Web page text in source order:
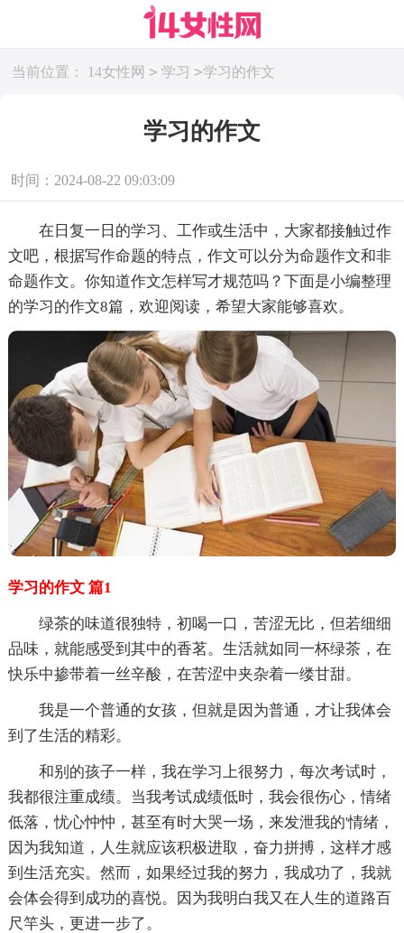
当前位置： 14女性网 > 学习 >学习的作文
学习的作文
时间：2024-08-22 09:03:09
在日复一日的学习、工作或生活中，大家都接触过作
文吧，根据写作命题的特点，作文可以分为命题作文和非
命题作文。你知道作文怎样写才规范吗？下面是小编整理
的学习的作文8篇，欢迎阅读，希望大家能够喜欢。
学习的作文 篇1
绿茶的味道很独特，初喝一口，苦涩无比，但若细细
品味，就能感受到其中的香茗。生活就如同一杯绿茶，在
快乐中掺带着一丝辛酸，在苦涩中夹杂着一缕甘甜。
我是一个普通的女孩，但就是因为普通，才让我体会
到了生活的精彩。
和别的孩子一样，我在学习上很努力，每次考试时，
我都很注重成绩。当我考试成绩低时，我会很伤心，情绪
低落，忧心忡忡，甚至有时大哭一场，来发泄我的'情绪，
因为我知道，人生就应该积极进取，奋力拼搏，这样才感
到生活充实。然而，如果经过我的努力，我成功了，我就
会体会得到成功的喜悦。因为我明白我又在人生的道路百
尺竿头，更进一步了。